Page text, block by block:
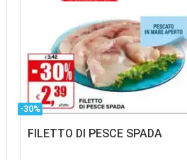
-30%
FILETTO DI PESCE SPADA